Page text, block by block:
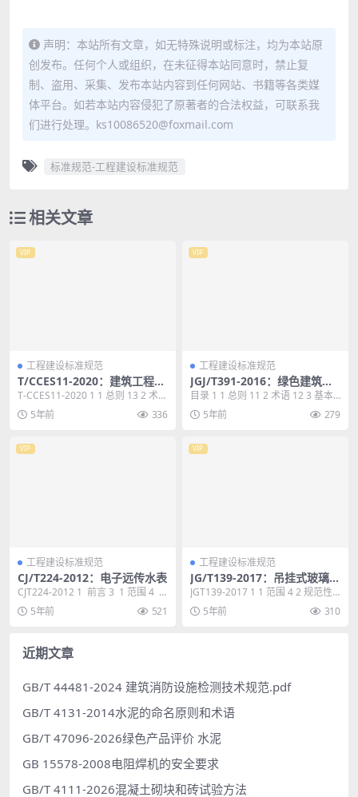
声明：本站所有文章，如无特殊说明或标注，均为本站原
创发布。任何个人或组织，在未征得本站同意时，禁止复
制、盗用、采集、发布本站内容到任何网站、书籍等各类媒
体平台。如若本站内容侵犯了原著者的合法权益，可联系我
们进行处理。ks10086520@foxmail.com
标准规范-工程建设标准规范
相关文章
VIP
工程建设标准规范
T/CCES11-2020：建筑工程信
息交换实施标准
T-CCES11-2020 1 1 总则 13 2 术语
与参考标准 14 2.1...
5年前 336
VIP
工程建设标准规范
JGJ/T391-2016：绿色建筑运
行维护技术规范
目录 1 1 总则 11 2 术语 12 3 基本
规定 14 4 综合效能调适和...
5年前 279
VIP
工程建设标准规范
CJ/T224-2012：电子远传水表
CJT224-2012 1 前言 3 1 范围 4 2
规范性引用文件 4...
5年前 521
VIP
工程建设标准规范
JG/T139-2017：吊挂式玻璃幕
墙用吊夹
JGT139-2017 1 1 范围 4 2 规范性
引用文件 4 3 术语和定义...
5年前 310
近期文章
GB/T 44481-2024 建筑消防设施检测技术规范.pdf
GB/T 4131-2014水泥的命名原则和术语
GB/T 47096-2026绿色产品评价 水泥
GB 15578-2008电阻焊机的安全要求
GB/T 4111-2026混凝土砌块和砖试验方法